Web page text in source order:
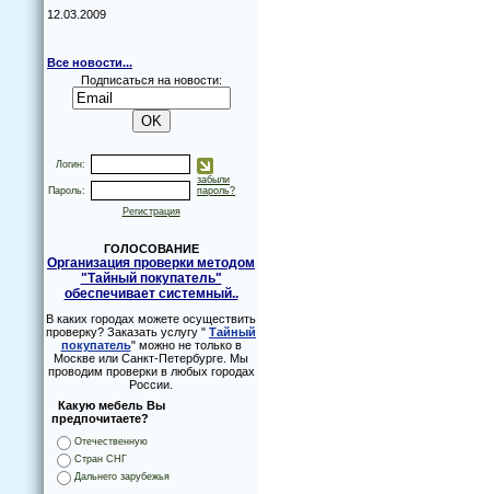
12.03.2009
Все новости...
Подписаться на новости:
Логин:
Пароль:
забыли
пароль?
Регистрация
ГОЛОСОВАНИЕ
Организация проверки методом
"Тайный покупатель"
обеспечивает системный..
В каких городах можете осуществить
проверку? Заказать услугу " Тайный
покупатель" можно не только в
Москве или Санкт-Петербурге. Мы
проводим проверки в любых городах
России.
Какую мебель Вы
предпочитаете?
Отечественную
Стран СНГ
Дальнего зарубежья